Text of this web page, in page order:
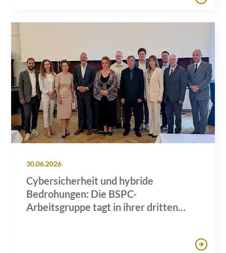
30.06.2026
Cybersicherheit und hybride
Bedrohungen: Die BSPC-
Arbeitsgruppe tagt in ihrer dritten